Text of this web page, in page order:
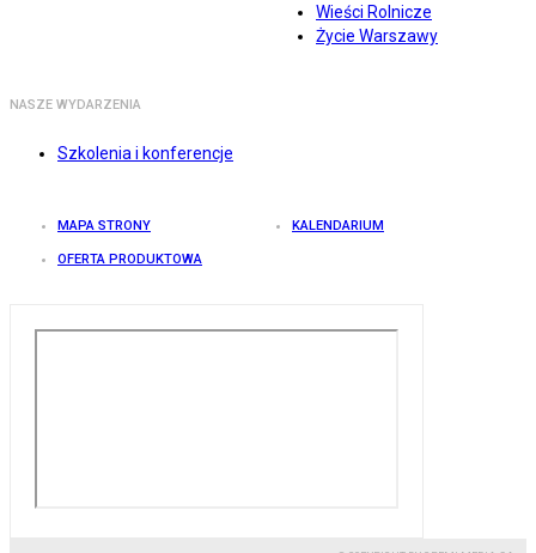
Wieści Rolnicze
Życie Warszawy
NASZE WYDARZENIA
Szkolenia i konferencje
MAPA STRONY KALENDARIUM
OFERTA PRODUKTOWA